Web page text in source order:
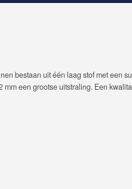
bestaan uit één laag stof met een
een grootse uitstraling. Een